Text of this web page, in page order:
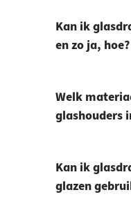
Kan ik
en zo ja, hoe?
Welk
glashouders
Kan ik
glazen